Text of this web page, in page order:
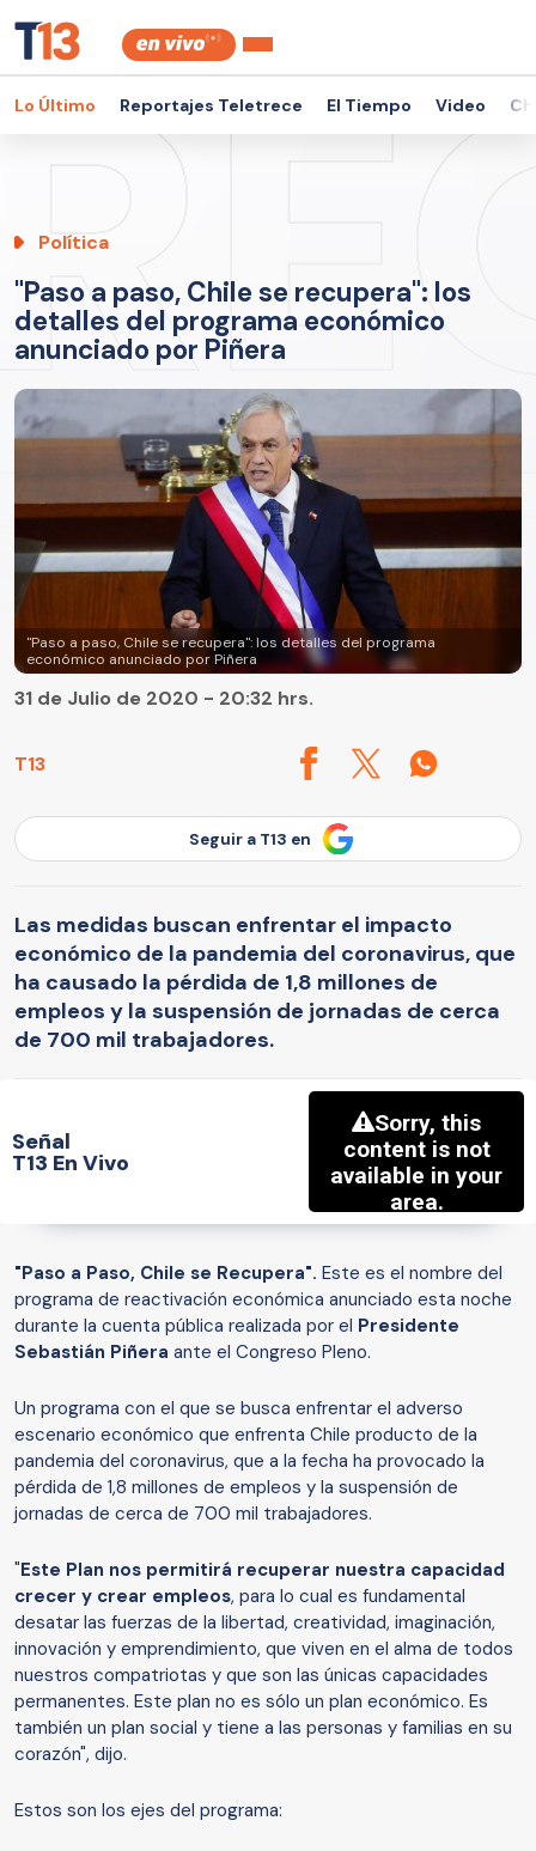
Lo Último Reportajes Teletrece El Tiempo Video
Política
"Paso a paso, Chile se recupera": los
detalles del programa económico
anunciado por Piñera
"Paso a paso, Chile se recupera": los detalles del programa
económico anunciado por Piñera
T13
31 de Julio de 2020 - 20:32 hrs.
Seguir a T13 en
Las medidas buscan enfrentar el impacto
económico de la pandemia del coronavirus, que
ha causado la pérdida de 1,8 millones de
empleos y la suspensión de jornadas de cerca
de 700 mil trabajadores.
Señal
T13 En Vivo
"Paso a Paso, Chile se Recupera". Este es el nombre del
programa de reactivación económica anunciado esta noche
durante la cuenta pública realizada por el Presidente
Sebastián Piñera ante el Congreso Pleno.
Un programa con el que se busca enfrentar el adverso
escenario económico que enfrenta Chile producto de la
pandemia del coronavirus, que a la fecha ha provocado la
pérdida de 1,8 millones de empleos y la suspensión de
jornadas de cerca de 700 mil trabajadores.
"Este Plan nos permitirá recuperar nuestra capacidad
crecer y crear empleos, para lo cual es fundamental
desatar las fuerzas de la libertad, creatividad, imaginación,
innovación y emprendimiento, que viven en el alma de todos
nuestros compatriotas y que son las únicas capacidades
permanentes. Este plan no es sólo un plan económico. Es
también un plan social y tiene a las personas y familias en su
corazón", dijo.
Estos son los ejes del programa: